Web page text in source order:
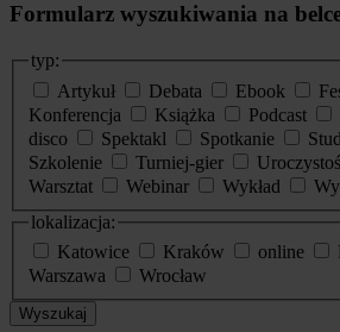
Formularz wyszukiwania na
typ:
Artykuł
Debata Ebook
Konferencja
Książka Podcast
disco
Spektakl Spotkanie
Szkolenie
Turniej-gier
Warsztat
Webinar Wykład
lokalizacja:
Katowice
Kraków online
Warszawa
Wrocław
Wyszukaj